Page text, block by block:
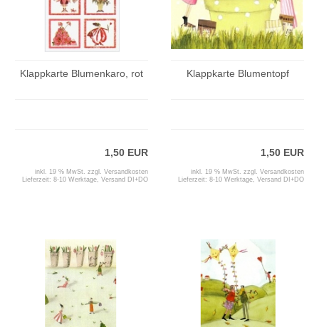
Klappkarte Blumenkaro, rot
1,50 EUR
inkl. 19 % MwSt. zzgl. Versandkosten
Lieferzeit: 8-10 Werktage, Versand DI+DO
Klappkarte Blumentopf
1,50 EUR
inkl. 19 % MwSt. zzgl. Versandkosten
Lieferzeit: 8-10 Werktage, Versand DI+DO